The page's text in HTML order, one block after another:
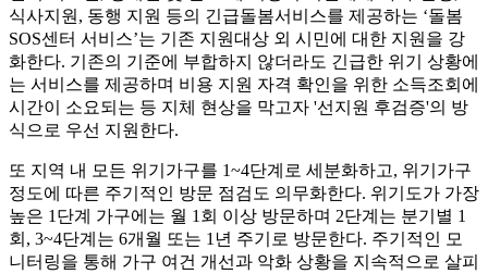
식사지원, 동행 지원 등의 긴급돌봄서비스를 제공하는 ‘돌봄
SOS센터 서비스’는 기존 지원대상 외 시민에 대한 지원을 강
화한다. 기존의 기준에 부합하지 않더라도 긴급한 위기 상황에
는 서비스를 제공하며 비용 지원 자격 확인을 위한 소득조회에
시간이 소요되는 등 지체 현상을 막고자 '선지원 후검증'의 방
식으로 우선 지원한다.
또 지역 내 모든 위기가구를 1~4단계로 세분화하고, 위기가구
정도에 따른 주기적인 방문 점검도 의무화한다. 위기도가 가장
높은 1단계 가구에는 월 1회 이상 방문하며 2단계는 분기별 1
회, 3~4단계는 6개월 또는 1년 주기로 방문한다. 주기적인 모
니터링을 통해 가구 여건 개선과 악화 상황을 지속적으로 살피